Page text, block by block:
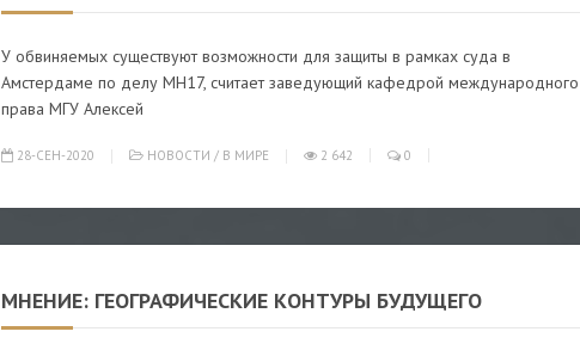
У обвиняемых существуют возможности для защиты в рамках суда в
Амстердаме по делу MH17, считает заведующий кафедрой международного
права МГУ Алексей
28-СЕН-2020 НОВОСТИ / В МИРЕ 2 642 0
МНЕНИЕ: ГЕОГРАФИЧЕСКИЕ КОНТУРЫ БУДУЩЕГО